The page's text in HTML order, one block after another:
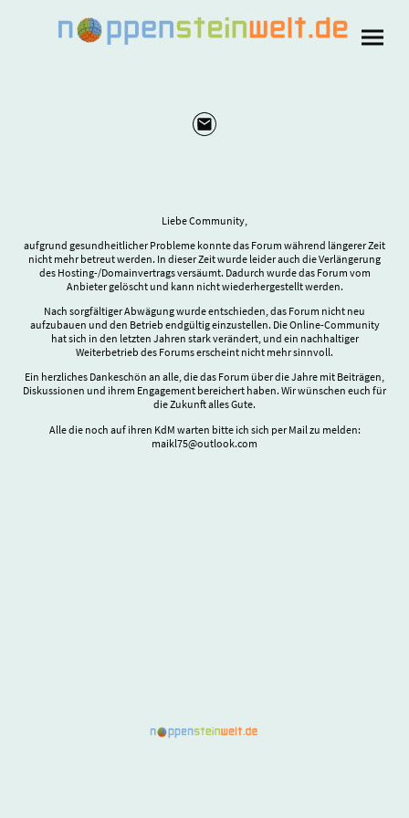
Liebe Community,
aufgrund gesundheitlicher Probleme konnte das Forum während längerer Zeit
nicht mehr betreut werden. In dieser Zeit wurde leider auch die Verlängerung
des Hosting-/Domainvertrags versäumt. Dadurch wurde das Forum vom
Anbieter gelöscht und kann nicht wiederhergestellt werden.
Nach sorgfältiger Abwägung wurde entschieden, das Forum nicht neu
aufzubauen und den Betrieb endgültig einzustellen. Die Online-Community
hat sich in den letzten Jahren stark verändert, und ein nachhaltiger
Weiterbetrieb des Forums erscheint nicht mehr sinnvoll.
Ein herzliches Dankeschön an alle, die das Forum über die Jahre mit Beiträgen,
Diskussionen und ihrem Engagement bereichert haben. Wir wünschen euch für
die Zukunft alles Gute.
Alle die noch auf ihren KdM warten bitte ich sich per Mail zu melden:
maikl75@outlook.com